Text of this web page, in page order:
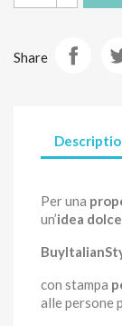
Share
Per una
un’idea
con stampa
alle persone